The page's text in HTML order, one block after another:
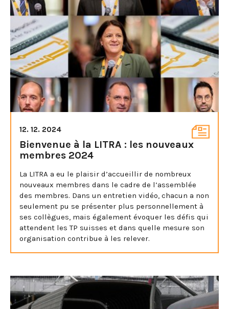
12. 12. 2024
Bienvenue à la LITRA : les nouveaux
membres 2024
La LITRA a eu le plaisir d’accueillir de nombreux
nouveaux membres dans le cadre de l’assemblée
des membres. Dans un entretien vidéo, chacun a non
seulement pu se présenter plus personnellement à
ses collègues, mais également évoquer les défis qui
attendent les TP suisses et dans quelle mesure son
organisation contribue à les relever.